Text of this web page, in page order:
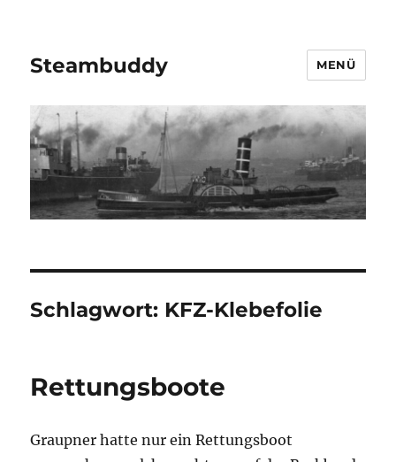
Steambuddy MENÜ
Schlagwort: KFZ-Klebefolie
Rettungsboote
Graupner hatte nur ein Rettungsboot